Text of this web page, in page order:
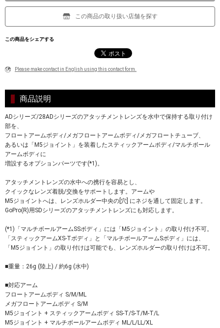
この商品の取り扱い店舗を探す
この商品をシェアする
Please make contact in English using this contact form.
商品説明
ADシリーズ/28ADシリーズのアタッチメントレンズを水中で保持する取り付け
部を、
フロートアームボディ/メガフロートアームボディ/メガフロートチューブ、
あるいは「M5ジョイント」を装着したスティックアームボディ/マルチボール
アームボディに
増設するオプションパーツです(*1)。
アタッチメントレンズの水中への携行を容易とし、
クイックなレンズ着脱/交換をサポートします。アームや
M5ジョイントへは、レンズホルダー中央の[穴] にネジを通して固定します。
GoPro(R)用SDシリーズのアタッチメントレンズにも対応します。
(*1)「マルチボールアームSSボディ」には「M5ジョイント」の取り付け不可。
「スティックアームXS-Tボディ」と「マルチボールアームSボディ」には、
「M5ジョイント」の取り付けは可能でも、レンズホルダーの取り付けは不可。
■重量：26g (陸上) / 約6g (水中)
■対応アーム
フロートアームボディ S/M/ML
メガフロートアームボディ S/M
M5ジョイント + スティックアームボディ SS-T/S-T/M-T/L
M5ジョイント + マルチボールアームボディ ML/L/LL/XL